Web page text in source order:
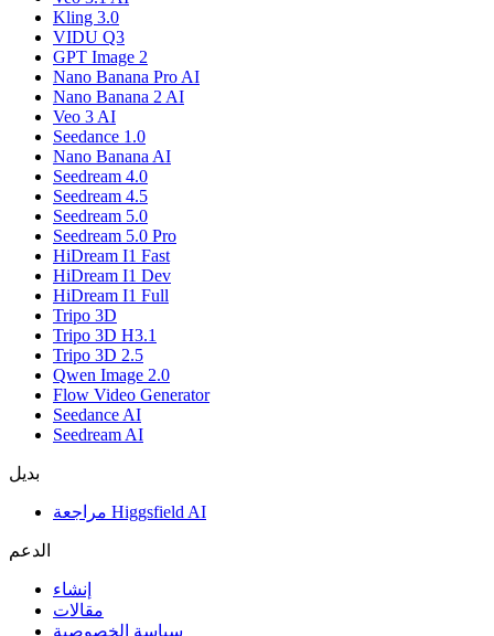
Kling 3.0
VIDU Q3
GPT Image 2
Nano Banana Pro AI
Nano Banana 2 AI
Veo 3 AI
Seedance 1.0
Nano Banana AI
Seedream 4.0
Seedream 4.5
Seedream 5.0
Seedream 5.0 Pro
HiDream I1 Fast
HiDream I1 Dev
HiDream I1 Full
Tripo 3D
Tripo 3D H3.1
Tripo 3D 2.5
Qwen Image 2.0
Flow Video Generator
Seedance AI
Seedream AI
بديل
مراجعة Higgsfield AI
الدعم
إنشاء
مقالات
سياسة الخصوصية